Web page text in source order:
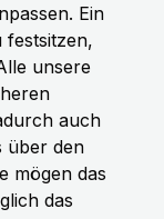
Ein
festsitzen,
unsere
auch
über den
mögen das
das